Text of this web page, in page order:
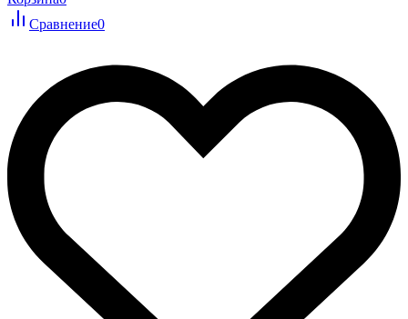
Сравнение0